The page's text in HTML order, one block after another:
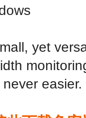
yet
easier.